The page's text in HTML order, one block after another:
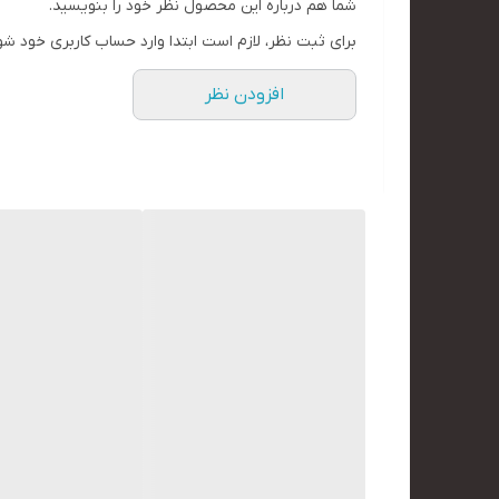
شما هم درباره این محصول نظر خود را بنویسید.
برای ثبت نظر، لازم است ابتدا وارد حساب کاربری خود
افزودن نظر